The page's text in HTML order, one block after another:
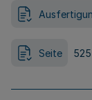
Seite 525